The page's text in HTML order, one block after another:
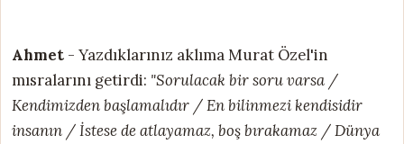
Ahmet - Yazdıklarınız aklıma Murat Özel'in
mısralarını getirdi: "Sorulacak bir soru varsa /
Kendimizden başlamalıdır / En bilinmezi kendisidir
insanın / İstese de atlayamaz, boş bırakamaz / Dünya